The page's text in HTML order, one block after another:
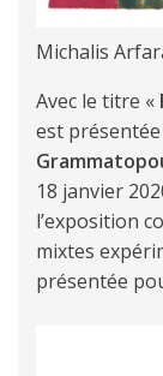
Michalis
Avec le titre «
est présentée
18 janvier
l’exposition
mixtes
présentée